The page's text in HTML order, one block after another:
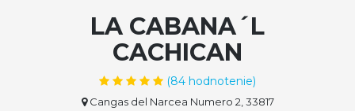
LA CABANA´L
CACHICAN
(84 hodnotenie)
Cangas del Narcea Numero 2, 33817